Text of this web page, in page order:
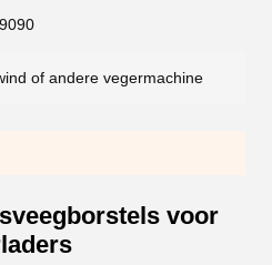
of andere vegermachine
voor